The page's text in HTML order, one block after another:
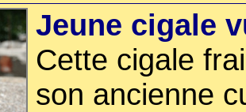
Jeune cigale
Cette cigale
son ancienne